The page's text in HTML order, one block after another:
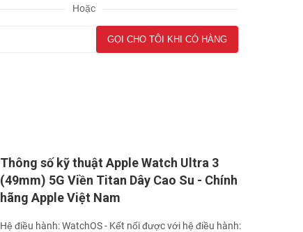
Hoặc
Thông số kỹ thuật Apple Watch Ultra 3
(49mm) 5G Viền Titan Dây Cao Su - Chính
hãng Apple Việt Nam
Hệ điều hành: WatchOS - Kết nối được với hệ điều hành: